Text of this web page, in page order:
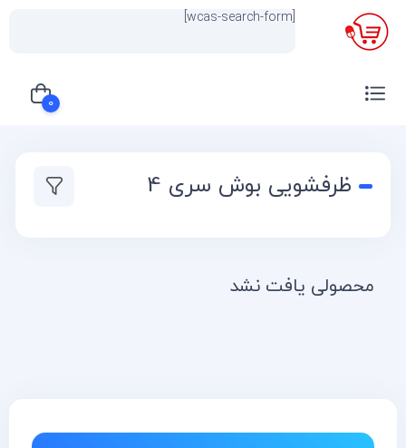
[wcas-search-form] ×
0
سبد خرید شما خالی استظرفشویی بوش سری 4
محصولی یافت نشد